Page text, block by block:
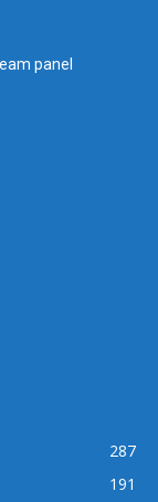
panel
287
191